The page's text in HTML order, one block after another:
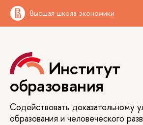
Высшая школа экономики
Институт
образования
Содействовать доказательному
образования и человеческого